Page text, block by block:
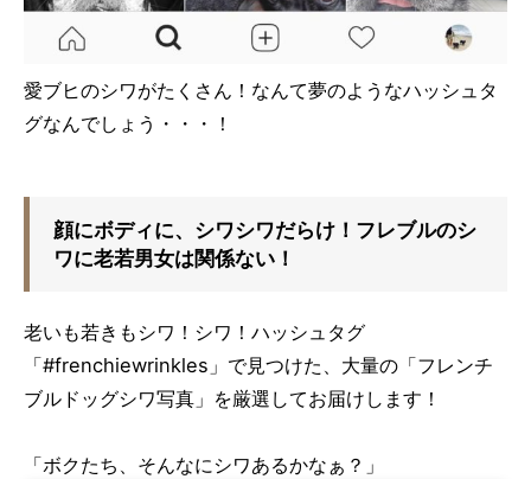
愛ブヒのシワがたくさん！なんて夢のようなハッシュタ
グなんでしょう・・・！
顔にボディに、シワシワだらけ！フレブルのシ
ワに老若男女は関係ない！
老いも若きもシワ！シワ！ハッシュタグ
「#frenchiewrinkles」で見つけた、大量の「フレンチ
ブルドッグシワ写真」を厳選してお届けします！
「ボクたち、そんなにシワあるかなぁ？」